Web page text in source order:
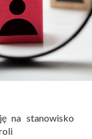
na stanowisko